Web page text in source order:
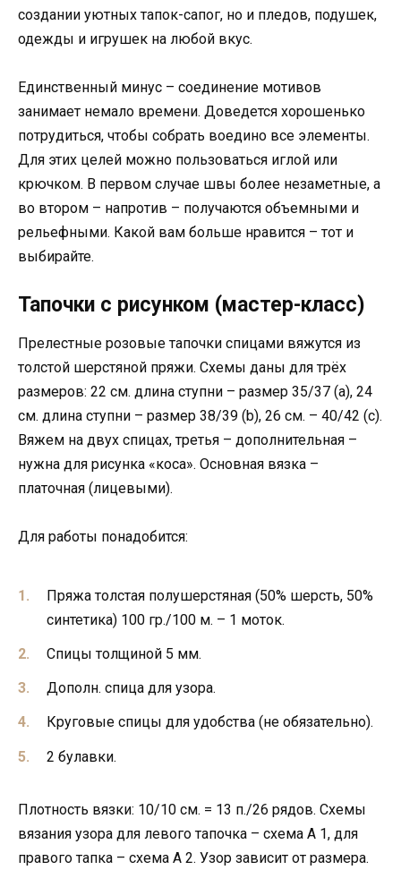
создании уютных тапок-сапог, но и пледов, подушек,
одежды и игрушек на любой вкус.
Единственный минус – соединение мотивов
занимает немало времени. Доведется хорошенько
потрудиться, чтобы собрать воедино все элементы.
Для этих целей можно пользоваться иглой или
крючком. В первом случае швы более незаметные, а
во втором – напротив – получаются объемными и
рельефными. Какой вам больше нравится – тот и
выбирайте.
Тапочки с рисунком (мастер-класс)
Прелестные розовые тапочки спицами вяжутся из
толстой шерстяной пряжи. Схемы даны для трёх
размеров: 22 см. длина ступни – размер 35/37 (a), 24
см. длина ступни – размер 38/39 (b), 26 см. – 40/42 (c).
Вяжем на двух спицах, третья – дополнительная –
нужна для рисунка «коса». Основная вязка –
платочная (лицевыми).
Для работы понадобится:
Пряжа толстая полушерстяная (50% шерсть, 50%
синтетика) 100 гр./100 м. – 1 моток.
Спицы толщиной 5 мм.
Дополн. спица для узора.
Круговые спицы для удобства (не обязательно).
2 булавки.
Плотность вязки: 10/10 см. = 13 п./26 рядов. Схемы
вязания узора для левого тапочка – схема А 1, для
правого тапка – схема А 2. Узор зависит от размера.